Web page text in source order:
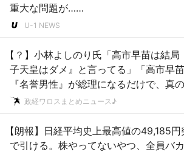
重大な問題が……
U-1 NEWS
【？】小林よしのり氏「高市早苗は結局
子天皇はダメ』と言ってる」「高市早
『名誉男性』が総理になるだけで、真
性総理とは言えない！」ｗｗｗｗｗｗ
政経ワロスまとめニュース♪
【朗報】日経平均史上最高値の49,185円
で引ける。株やってないやつ、全員バ